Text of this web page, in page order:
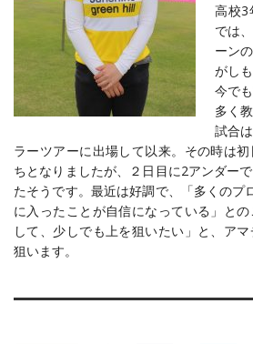
高校3
では
ーン
がし
今で
多く
試合
ラーツアーに出場して以来。その時は
ちとなりましたが、２日目に2アンダー
たそうです。最近は好調で、「多くのプ
に入ったことが自信になっている」と
して、少しでも上を狙いたい」と、ア
狙います。